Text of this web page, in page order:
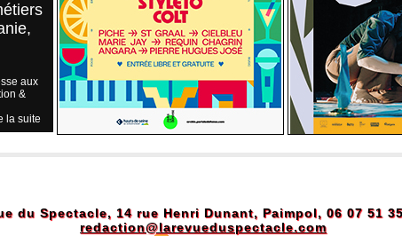
aux
&
la suite
du Spectacle, 14 rue Henri Dunant, Paimpol, 06 07 51
redaction@larevueduspectacle.com